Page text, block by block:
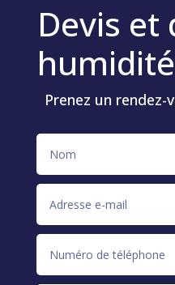
Devis et
humidité
Prenez un